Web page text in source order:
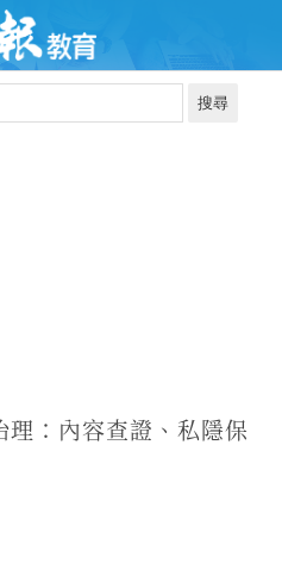
搜尋
：內容查證、私隱保